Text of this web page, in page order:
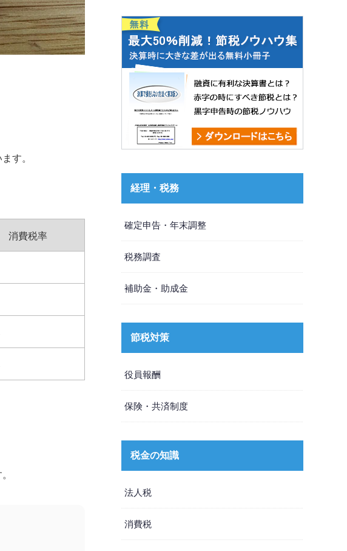
す。
消費税率
経理・税務
確定申告・年末調整
税務調査
補助金・助成金
節税対策
役員報酬
保険・共済制度
税金の知識
法人税
消費税